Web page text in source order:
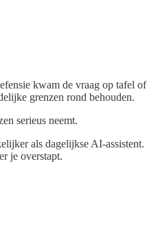
kwam de vraag op tafel of
grenzen rond behouden.
serieus neemt.
als dagelijkse AI-assistent.
je overstapt.